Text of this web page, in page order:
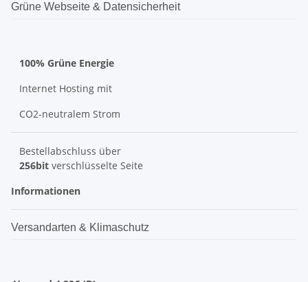
Grüne Webseite & Datensicherheit
100% Grüne Energie
Internet Hosting mit
CO2-neutralem Strom
Bestellabschluss über
256bit verschlüsselte Seite
Informationen
Versandarten & Klimaschutz